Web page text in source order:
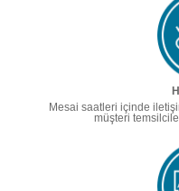
Mesai saatleri içinde
müşteri